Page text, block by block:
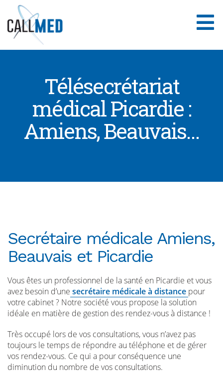
contenu
Télésecrétariat
médical Picardie :
Amiens, Beauvais…
Secrétaire médicale Amiens,
Beauvais et Picardie
Vous êtes un professionnel de la santé en Picardie et vous
avez besoin d’une secrétaire médicale à distance pour
votre cabinet ? Notre société vous propose la solution
idéale en matière de gestion des rendez-vous à distance !
Très occupé lors de vos consultations, vous n’avez pas
toujours le temps de répondre au téléphone et de gérer
vos rendez-vous. Ce qui a pour conséquence une
diminution du nombre de vos consultations.